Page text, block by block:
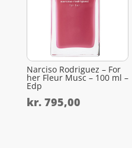
Narciso Rodriguez – For
her Fleur Musc – 100 ml –
Edp
kr.795,00